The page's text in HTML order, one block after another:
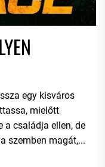
egy kisváros
mielőtt
a családja ellen, de
szemben magát,...